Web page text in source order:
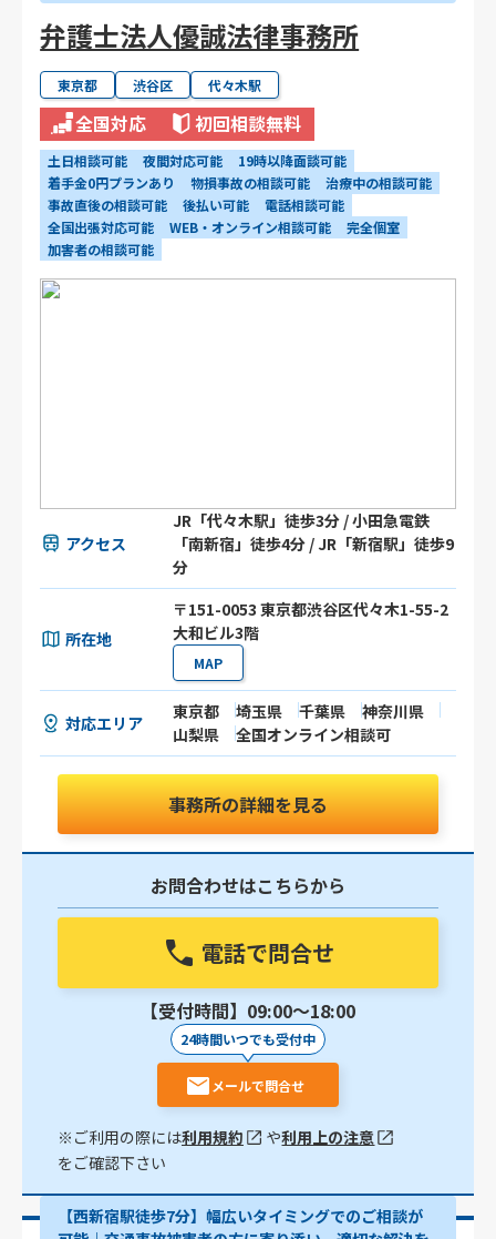
弁護士法人優誠法律事務所
東京都 渋谷区 代々木駅
全国対応 初回相談無料
土日相談可能 夜間対応可能
19時以降面談可能
着手金0円プランあり
物損事故の相談可能
治療中の相談可能
事故直後の相談可能
後払い可能
電話相談可能
全国出張対応可能
WEB・オンライン相談可能
完全個室
加害者の相談可能
アクセス
JR「代々木駅」徒歩3分 / 小田急電鉄
「南新宿」徒歩4分 / JR「新宿駅」徒歩9
分
所在地
〒151-0053 東京都渋谷区代々木1-55-2
大和ビル3階
MAP
対応エリア
東京都 埼玉県 千葉県
神奈川県
山梨県
全国オンライン相談可
事務所の詳細を見る
お問合わせはこちらから
電話で問合せ
【受付時間】09:00〜18:00
24時間いつでも受付中
メールで問合せ
※ご利用の際には利用規約 や利用上の注意
をご確認下さい
【西新宿駅徒歩7分】幅広いタイミングでのご相談が